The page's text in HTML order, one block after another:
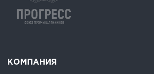
КОМПАНИЯ